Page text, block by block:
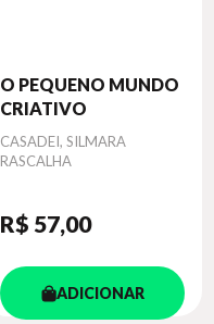
O PEQUENO MUNDO
CRIATIVO
Autor
CASADEI, SILMARA
RASCALHA
R$ 57,00
ADICIONAR